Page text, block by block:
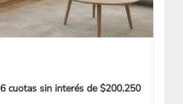
6 cuotas sin interés de $200.250